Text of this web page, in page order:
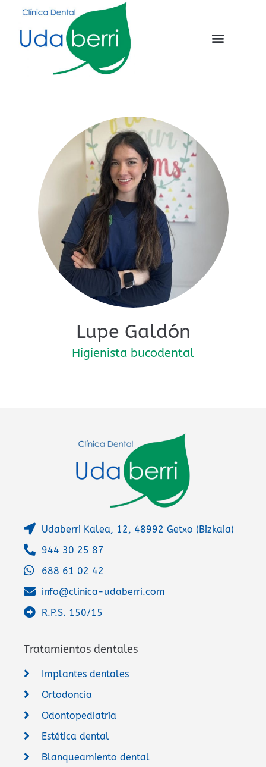
Lupe Galdón
Higienista bucodental
Udaberri Kalea, 12, 48992 Getxo (Bizkaia)
944 30 25 87
688 61 02 42
info@clinica-udaberri.com
R.P.S. 150/15
Tratamientos dentales
Implantes dentales
Ortodoncia
Odontopediatría
Estética dental
Blanqueamiento dental